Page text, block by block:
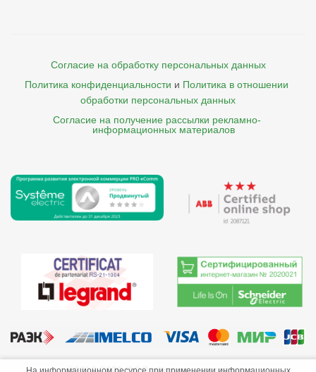
Согласие на обработку персональных данных
Политика конфиденциальности и Политика в отношении
обработки персональных данных
Согласие на получение рассылки рекламно-
    информационных материалов
©2013-2026 ООО «Краснодарэлектро»